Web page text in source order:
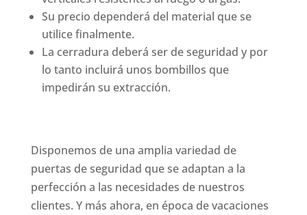
Su precio dependerá del material que se
utilice finalmente.
La cerradura deberá ser de seguridad y por
lo tanto incluirá unos bombillos que
impedirán su extracción.
Disponemos de una amplia variedad de
puertas de seguridad que se adaptan a la
perfección a las necesidades de nuestros
clientes. Y más ahora, en época de vacaciones